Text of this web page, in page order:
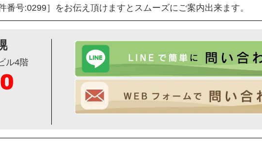
番号:0299］をお伝え頂けますとスムーズにご案内出来ます。
ル4階